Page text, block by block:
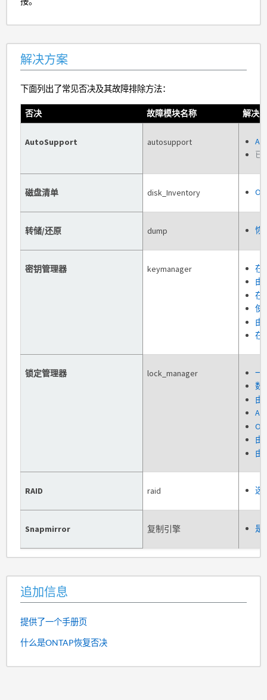
解决方案
下面列出了常见否决及其故障排除方法：
否决 故障模块名称 解决
AutoSupport autosupport
已
磁盘清单 disk_Inventory
转储/还原 dump 恢
密钥管理器 keymanager
在
由
在
使
由
在
锁定管理器 lock_manager
一
数
由
由
由
RAID raid 选
Snapmirror 复制引擎 是
追加信息
提供了一个手册页
什么是ONTAP恢复否决